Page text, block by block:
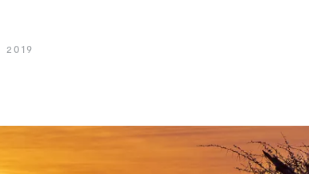
2019